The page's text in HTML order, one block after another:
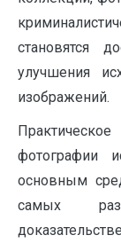
становятся
улучшения
изображений.
фотографии
основным
самых